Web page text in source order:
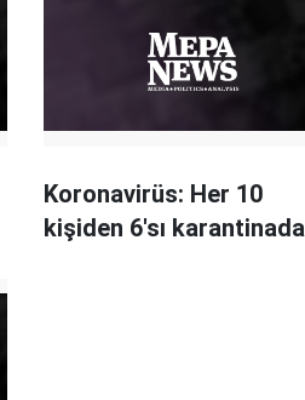
Koronavirüs: Her 10
kişiden 6'sı karantinada